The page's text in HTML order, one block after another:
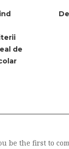
de
be the first to